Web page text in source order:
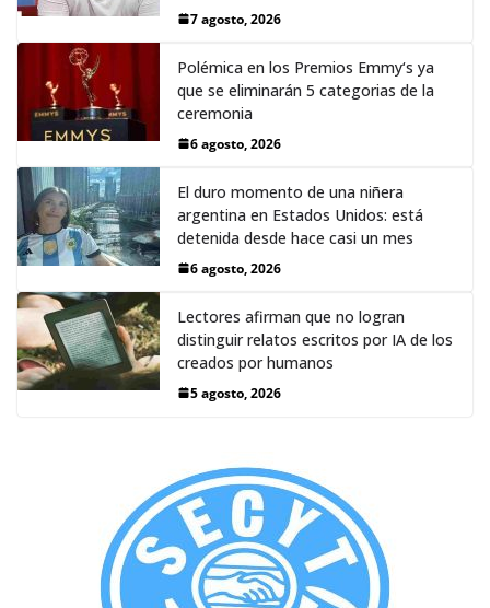
7 agosto, 2026
Polémica en los Premios Emmy‘s ya
que se eliminarán 5 categorias de la
ceremonia
6 agosto, 2026
El duro momento de una niñera
argentina en Estados Unidos: está
detenida desde hace casi un mes
6 agosto, 2026
Lectores afirman que no logran
distinguir relatos escritos por IA de los
creados por humanos
5 agosto, 2026